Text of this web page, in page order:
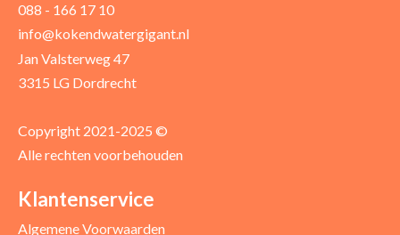
088 - 166 17 10
info@kokendwatergigant.nl
Jan Valsterweg 47
3315 LG Dordrecht
Copyright 2021-2025 ©
Alle rechten voorbehouden
Klantenservice
Algemene Voorwaarden